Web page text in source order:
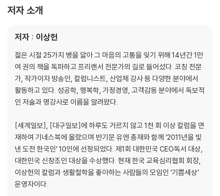
운은 덕망을 보고 달려온다
100세 샐러리맨 시대
*노년에 생각해야 할 50가지
제2장 부모형제와 이웃을 위했는가?
말이 곧 기도다
센닌바리(千人針)의 기적
*100% 이뤄지는 기도 50가지
스마트폰을 덮고 책을 펼치자
*독서가 주는 공덕 50가지
행운은 식탁에서 결정된다
부모 칭찬의 기술
증자의 돼지
지적을 대신하는 칭찬의 기술
저자 소개
저자 : 이상헌
젊은 시절 25가지 병을 앓아 그 마음의 고통을 잊기 위해 14년간 1만
여 권의 책을 독파하고 프리랜서 전문가의 길로 들어섰다. 코칭 전문
가, 작가이자 방송인, 칼럼니스트, 산업체 강사 등 다양한 분야에서
활동하고 있다. 성공학, 행복학, 가정경영, 고객감동 분야에서 독보적
인 저술과 명강사로 이름을 알려왔다.
[세계일보], [대구일보]에 하루도 거르지 않고 1천 회 이상 칼럼을 연
재하여 기네스북에 올랐으며 반기문 유엔 총재와 함께 ‘2011년을 빛
낸 도전 한국인’ 10인에 선정되었다. 제1회 대한민국 CEO독서 대상,
대한민국 신창조인 대상을 수상했다. 현재 한국 교육심리협회 회장,
이상헌의 칼럼과 생활철학을 좋아하는 사람들의 모임인 ‘기쁨세상’
운영자이다.